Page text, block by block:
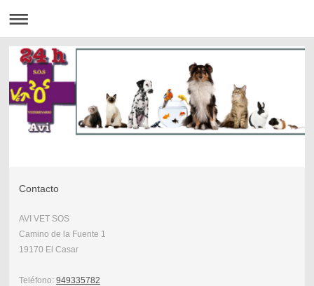
Contacto
AVI VET SOS
Camino de la Fuente 1
19170 El Casar
Teléfono: 949335782